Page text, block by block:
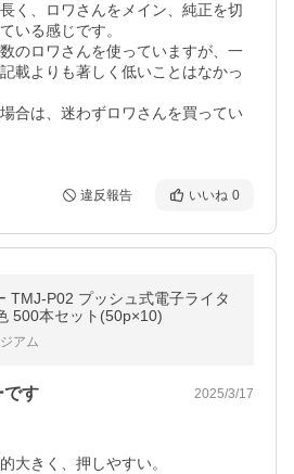
く、ロワさんをメイン、純正を切
いる感じです。
のロワさんを使っていますが、一
載よりも著しく低いことはなかっ
合は、迷わずロワさんを買ってい
違反報告 いいね 0
TMJ-P02 プッシュ式電子ライタ
500本セット(50p×10)
アム
です 2025/3/17
大きく、押しやすい。